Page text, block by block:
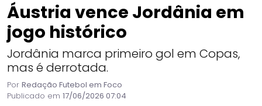
Áustria vence Jordânia em
jogo histórico
Jordânia marca primeiro gol em Copas,
mas é derrotada.
Por Redação Futebol em Foco
Publicado em 17/06/2026 07:04